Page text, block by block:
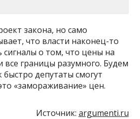
закона, но само
что власти наконец-то
о том, что цены на
все границы разумного. Будем
быстро депутаты смогут
«замораживание» цен.
Источник: argumenti.ru